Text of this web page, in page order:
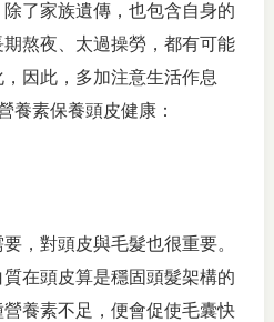
了家族遺傳，也包含自身的
熬夜、太過操勞，都有可能
因此，多加注意生活作息
養素保養頭皮健康：
，對頭皮與毛髮也很重要。
在頭皮算是穩固頭髮架構的
養素不足，便會促使毛囊快